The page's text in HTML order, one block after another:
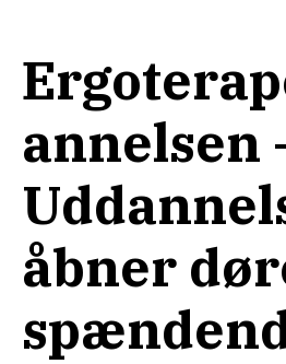
annelsen
åbner